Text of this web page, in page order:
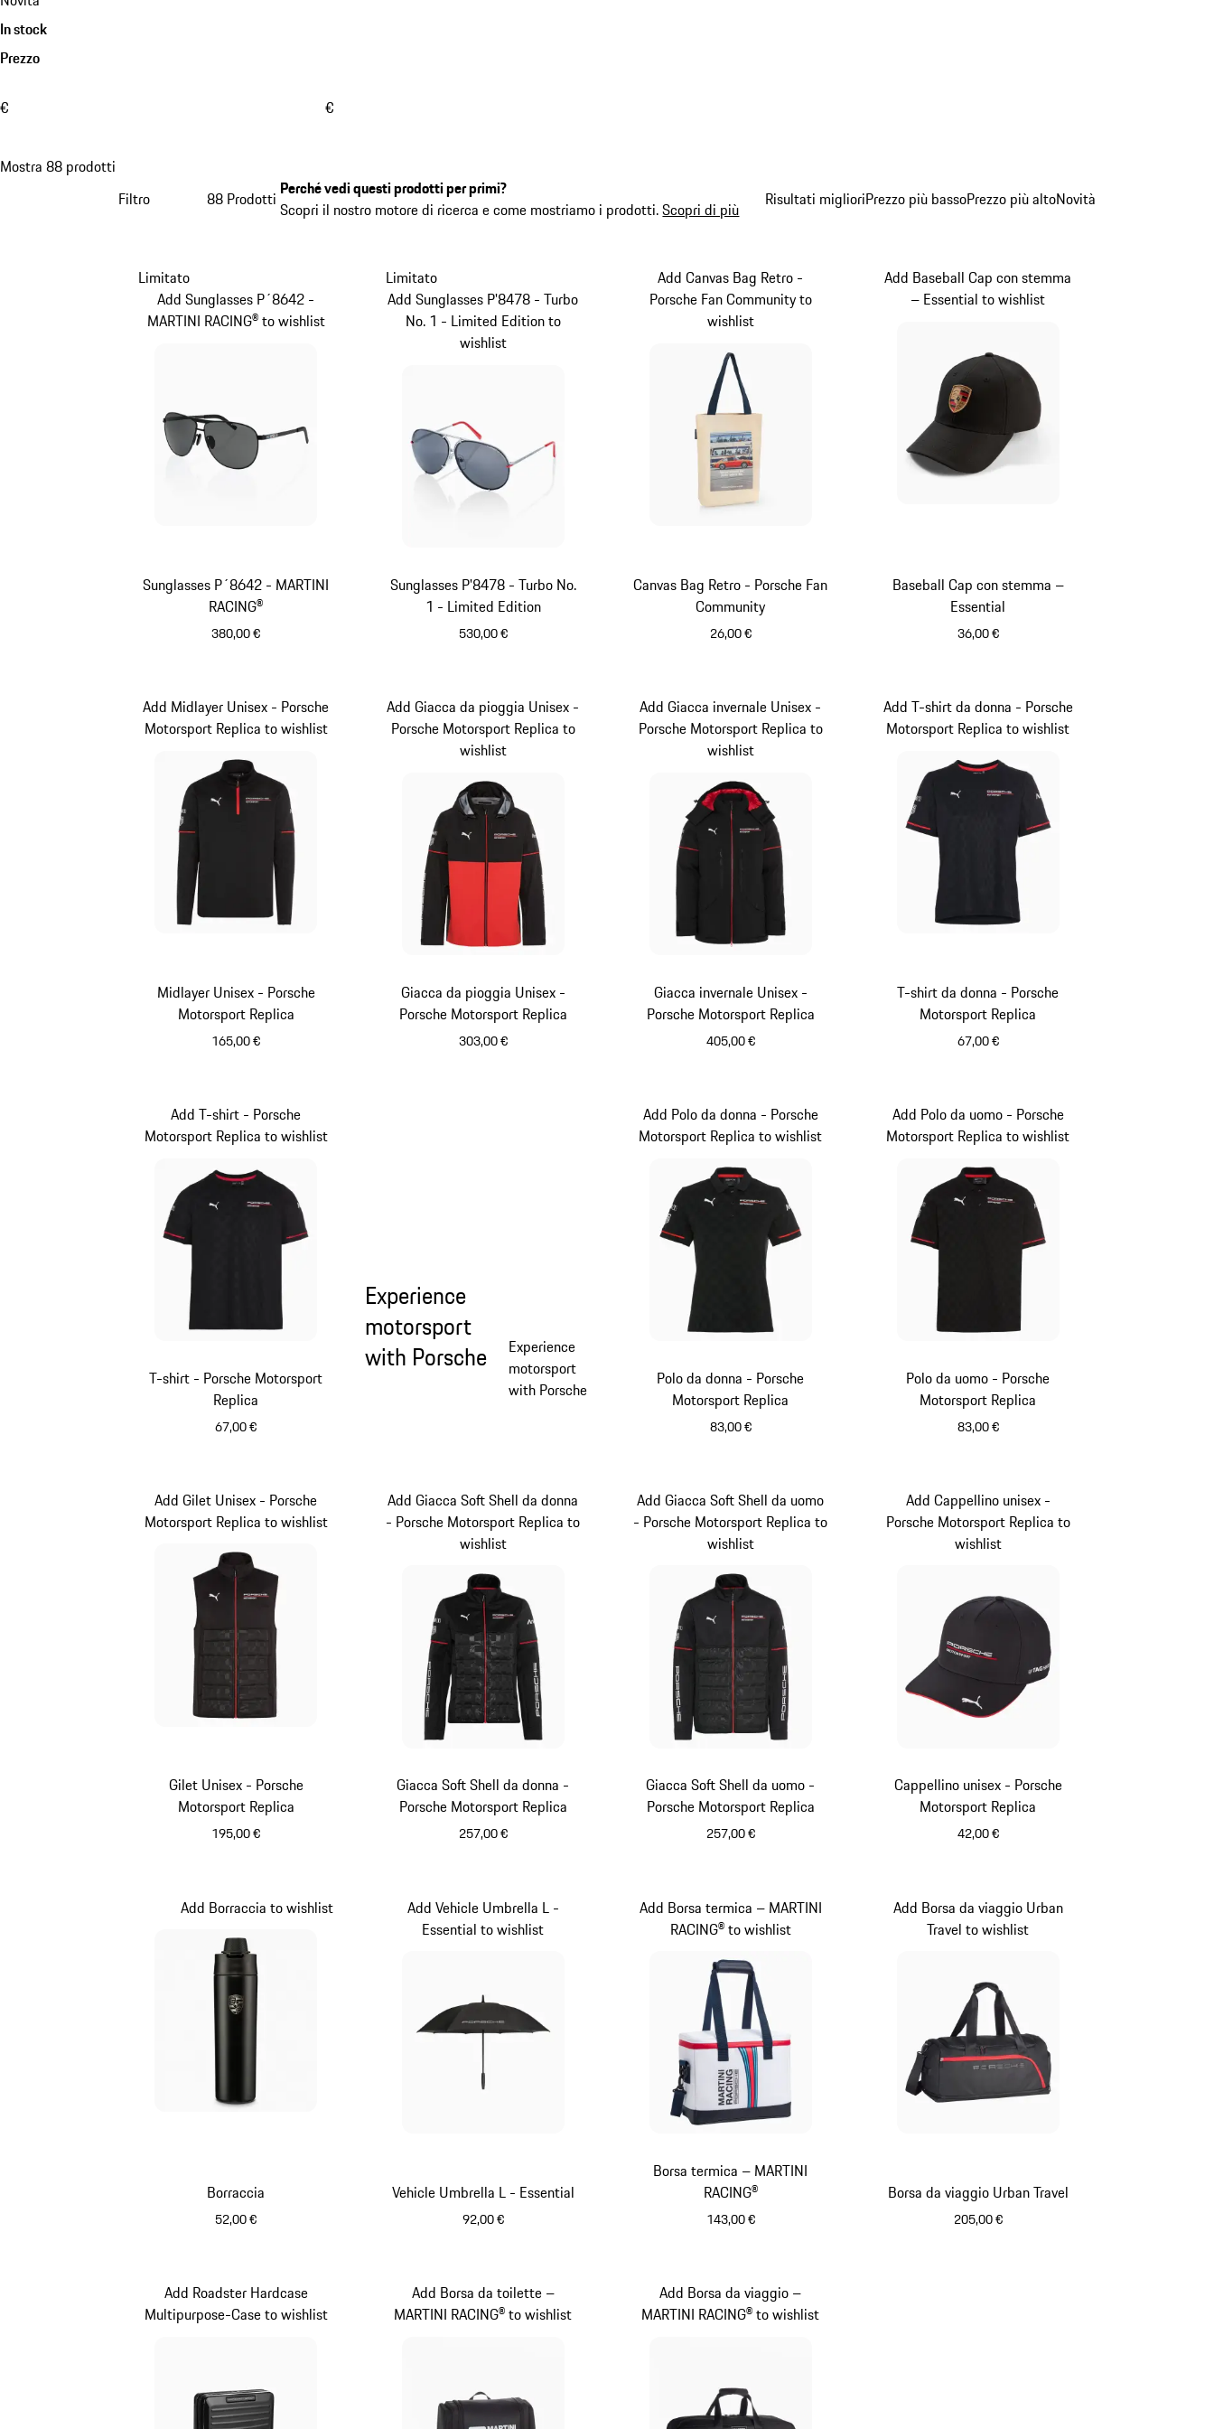
In stock
Prezzo
€ €
Mostra 88 prodotti
Filtro
Risultati miglioriPrezzo più bassoPrezzo più altoNovità
88 Prodotti Perché vedi questi prodotti per primi?
Scopri il nostro motore di ricerca e come mostriamo i prodotti.Scopri di più
Sunglasses P´8642 - MARTINI
RACING®
380,00 €
Limitato
Add Sunglasses P´8642 -
MARTINI RACING® to wishlist
Sunglasses P'8478 - Turbo No.
1 - Limited Edition
530,00 €
Limitato
Add Sunglasses P'8478 - Turbo
No. 1 - Limited Edition to
wishlist
Canvas Bag Retro - Porsche Fan
Community
26,00 €
Add Canvas Bag Retro -
Porsche Fan Community to
wishlist
Baseball Cap con stemma –
Essential
36,00 €
Add Baseball Cap con stemma
– Essential to wishlist
Midlayer Unisex - Porsche
Motorsport Replica
165,00 €
Add Midlayer Unisex - Porsche
Motorsport Replica to wishlist
Giacca da pioggia Unisex -
Porsche Motorsport Replica
303,00 €
Add Giacca da pioggia Unisex -
Porsche Motorsport Replica to
wishlist
Giacca invernale Unisex -
Porsche Motorsport Replica
405,00 €
Add Giacca invernale Unisex -
Porsche Motorsport Replica to
wishlist
T-shirt da donna - Porsche
Motorsport Replica
67,00 €
Add T-shirt da donna - Porsche
Motorsport Replica to wishlist
T-shirt - Porsche Motorsport
Replica
67,00 €
Add T-shirt - Porsche
Motorsport Replica to wishlist
Experience
motorsport
with Porsche
Experience
motorsport
with Porsche
Polo da donna - Porsche
Motorsport Replica
83,00 €
Add Polo da donna - Porsche
Motorsport Replica to wishlist
Polo da uomo - Porsche
Motorsport Replica
83,00 €
Add Polo da uomo - Porsche
Motorsport Replica to wishlist
Gilet Unisex - Porsche
Motorsport Replica
195,00 €
Add Gilet Unisex - Porsche
Motorsport Replica to wishlist
Giacca Soft Shell da donna -
Porsche Motorsport Replica
257,00 €
Add Giacca Soft Shell da donna
- Porsche Motorsport Replica to
wishlist
Giacca Soft Shell da uomo -
Porsche Motorsport Replica
257,00 €
Add Giacca Soft Shell da uomo
- Porsche Motorsport Replica to
wishlist
Cappellino unisex - Porsche
Motorsport Replica
42,00 €
Add Cappellino unisex -
Porsche Motorsport Replica to
wishlist
Borraccia
52,00 €
Add Borraccia to wishlist
Vehicle Umbrella L - Essential
92,00 €
Add Vehicle Umbrella L -
Essential to wishlist
Borsa termica – MARTINI
RACING®
143,00 €
Add Borsa termica – MARTINI
RACING® to wishlist
Borsa da viaggio Urban Travel
205,00 €
Add Borsa da viaggio Urban
Travel to wishlist
Add Roadster Hardcase
Multipurpose-Case to wishlist
Add Borsa da toilette –
MARTINI RACING® to wishlist
Add Borsa da viaggio –
MARTINI RACING® to wishlist